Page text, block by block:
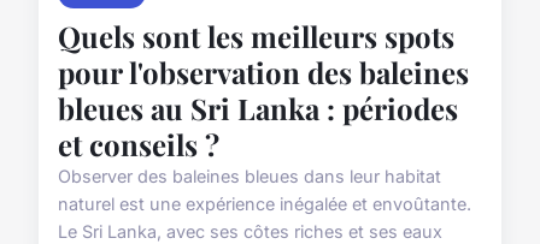
Quels sont les meilleurs spots
pour l'observation des baleines
bleues au Sri Lanka : périodes
et conseils ?
Observer des baleines bleues dans leur habitat
naturel est une expérience inégalée et envoûtante.
Le Sri Lanka, avec ses côtes riches et ses eaux